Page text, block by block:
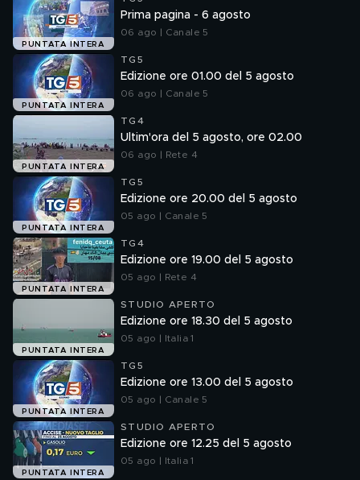
PUNTATA INTERA
Prima pagina - 6 agosto
06 ago | Canale 5
PUNTATA INTERA
TG5
Edizione ore 01.00 del 5 agosto
06 ago | Canale 5
PUNTATA INTERA
TG4
Ultim'ora del 5 agosto, ore 02.00
06 ago | Rete 4
PUNTATA INTERA
TG5
Edizione ore 20.00 del 5 agosto
05 ago | Canale 5
PUNTATA INTERA
TG4
Edizione ore 19.00 del 5 agosto
05 ago | Rete 4
PUNTATA INTERA
STUDIO APERTO
Edizione ore 18.30 del 5 agosto
05 ago | Italia 1
PUNTATA INTERA
TG5
Edizione ore 13.00 del 5 agosto
05 ago | Canale 5
PUNTATA INTERA
STUDIO APERTO
Edizione ore 12.25 del 5 agosto
05 ago | Italia 1